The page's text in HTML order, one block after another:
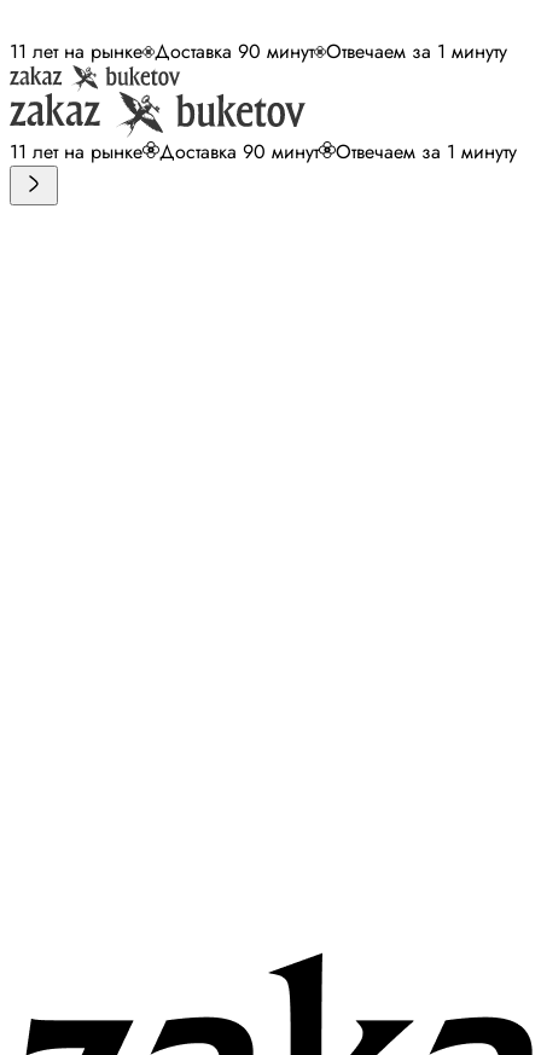
11 лет на рынке Доставка 90 минут Отвечаем за 1 минуту
11 лет на рынке Доставка 90 минут Отвечаем за 1 минуту